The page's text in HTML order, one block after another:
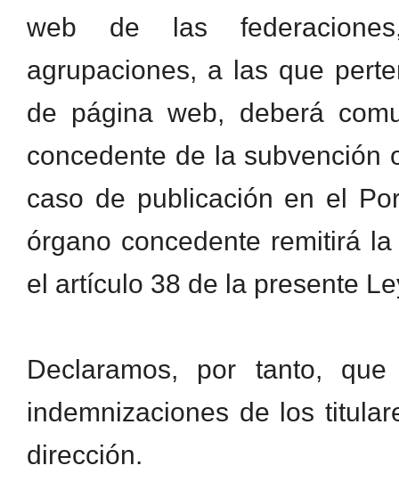
web de las
agrupaciones, a las que
de página web, deberá
concedente de la subvención
caso de publicación en el
órgano concedente remitirá
el artículo 38 de la presente
Declaramos, por tanto,
indemnizaciones de los
dirección.